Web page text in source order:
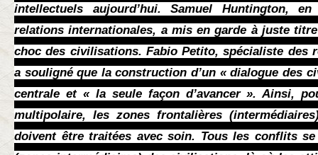
intellectuels aujourd’hui. Samuel Huntington,
relations internationales, a mis en garde à juste
choc des civilisations. Fabio Petito, spécialiste des
a souligné que la construction d’un « dialogue des
centrale et « la seule façon d’avancer ». Ainsi,
multipolaire, les zones frontalières
doivent être traitées avec soin. Tous les conflits